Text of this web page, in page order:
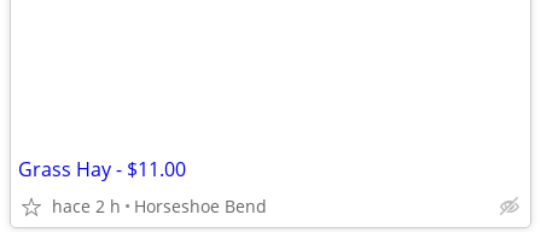
Grass Hay - $11.00
hace 2 h Horseshoe Bend